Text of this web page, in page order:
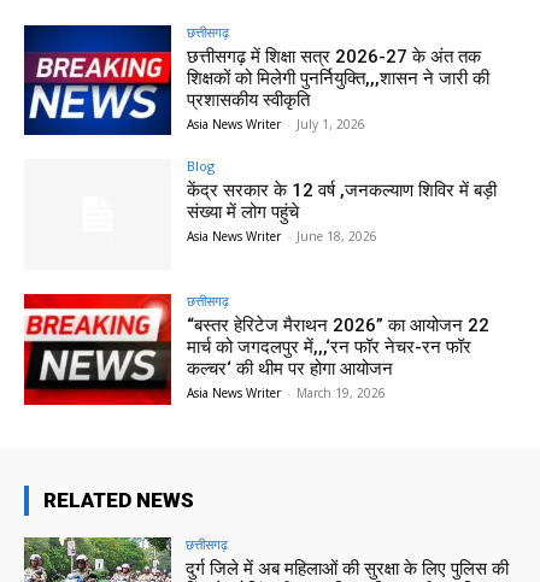
छत्तीसगढ़
छत्तीसगढ़ में शिक्षा सत्र 2026-27 के अंत तक
शिक्षकों को मिलेगी पुनर्नियुक्ति,,,शासन ने जारी की
प्रशासकीय स्वीकृति
Asia News Writer - July 1, 2026
Blog
केंद्र सरकार के 12 वर्ष ,जनकल्याण शिविर में बड़ी
संख्या में लोग पहुंचे
Asia News Writer - June 18, 2026
छत्तीसगढ़
“बस्तर हेरिटेज मैराथन 2026” का आयोजन 22
मार्च को जगदलपुर में,,,‘रन फॉर नेचर-रन फॉर
कल्चर‘ की थीम पर होगा आयोजन
Asia News Writer - March 19, 2026
RELATED NEWS
छत्तीसगढ़
दुर्ग जिले में अब महिलाओं की सुरक्षा के लिए पुलिस की